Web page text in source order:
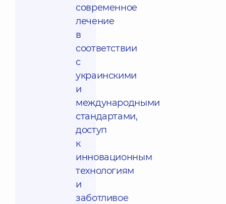
современное
лечение
в
соответствии
с
украинскими
и
международными
стандартами,
доступ
к
инновационным
технологиям
и
заботливое